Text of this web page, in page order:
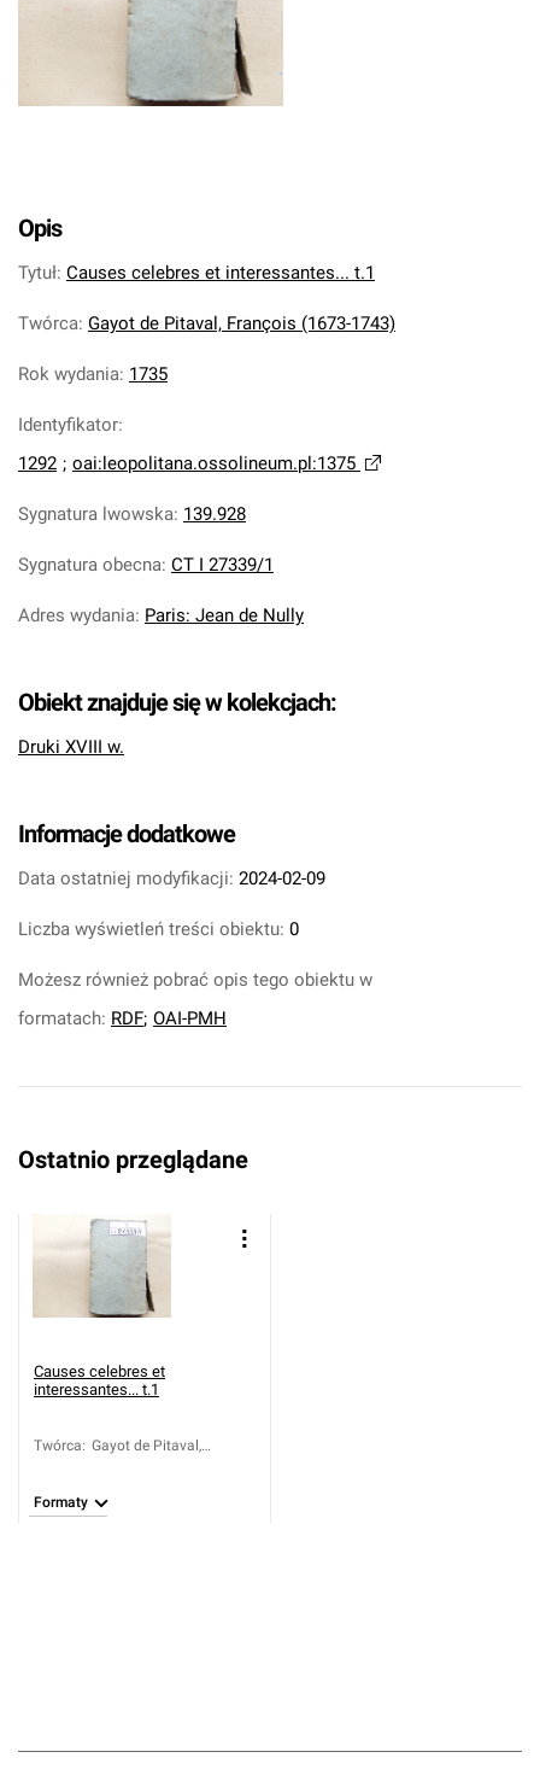
Opis
Tytuł: Causes celebres et interessantes... t.1
Twórca: Gayot de Pitaval, François (1673-1743)
Rok wydania: 1735
Identyfikator:
1292 ; oai:leopolitana.ossolineum.pl:1375
Sygnatura lwowska: 139.928
Sygnatura obecna: CT I 27339/1
Adres wydania: Paris: Jean de Nully
Obiekt znajduje się w kolekcjach:
Druki XVIII w.
Informacje dodatkowe
Data ostatniej modyfikacji: 2024-02-09
Liczba wyświetleń treści obiektu: 0
Możesz również pobrać opis tego obiektu w
formatach: RDF; OAI-PMH
Ostatnio przeglądane
Causes celebres et
interessantes... t.1
Twórca: Gayot de Pitaval,
Formaty